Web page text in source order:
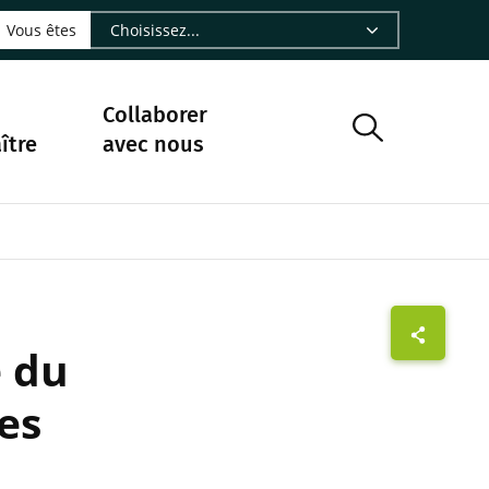
- CIRAD
Facebook - CIRAD
sur Instagram - CIRAD
sur Youtube - CIRAD
suivre sur Bluesky - CIRAD
Nourrir le vivant, le podcast du Cirad - CIRAD
Nous contacter par courriel - CIRAD
la page Flux RSS - CIRAD
Vous êtes
Collaborer
avec nous
du